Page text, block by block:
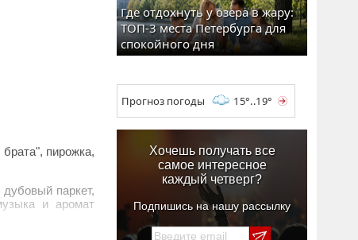
пирожка,
паркет,
и аромат
Где отдохнуть у озера в жару:
ТОП-3 места Петербурга для
спокойного дня
Прогноз погоды 15°..19°
Хочешь получать все
самое интересное
каждый четверг?
Подпишись на нашу рассылку